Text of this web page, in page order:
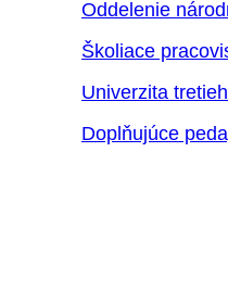
Oddelenie
Školiace
Univerzita
Doplňujúce